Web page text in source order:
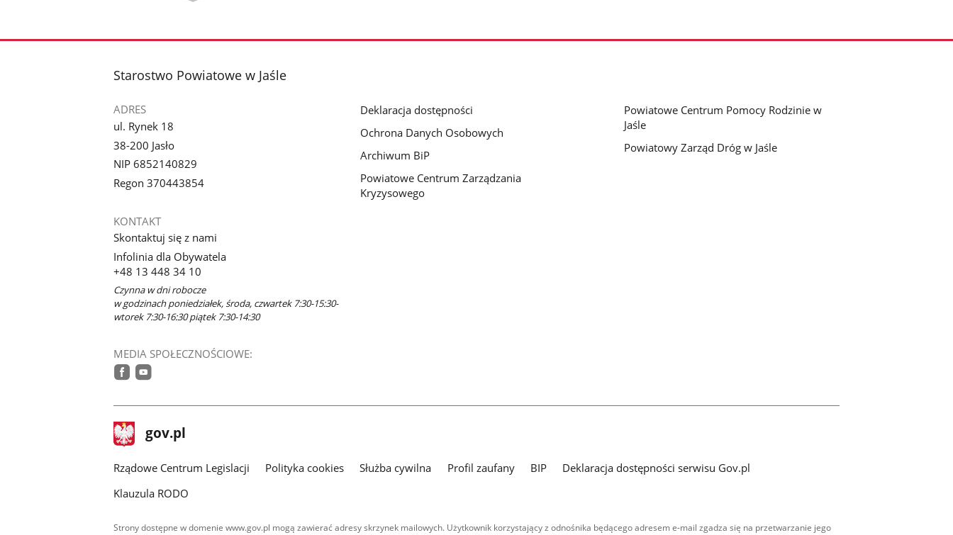
stopka
Starostwo Powiatowe w Jaśle
ADRES
ul. Rynek 18
38-200 Jasło
NIP 6852140829
Regon 370443854
KONTAKT
Skontaktuj się z nami
Infolinia dla Obywatela
+48 13 448 34 10
Czynna w dni robocze
w godzinach poniedziałek, środa, czwartek 7:30-15:30-
wtorek 7:30-16:30 piątek 7:30-14:30
MEDIA SPOŁECZNOŚCIOWE:
Deklaracja dostępności
Ochrona Danych Osobowych
Archiwum BiP
Powiatowe Centrum Zarządzania
Kryzysowego
Powiatowe Centrum Pomocy Rodzinie w
Jaśle
Powiatowy Zarząd Dróg w Jaśle
stopka
gov.pl Strona
gov.pl
Rządowe Centrum Legislacji Polityka cookies Służba cywilna Profil zaufany BIP
Deklaracja dostępności serwisu Gov.pl
Klauzula RODO
Strony dostępne w domenie www.gov.pl mogą zawierać adresy skrzynek mailowych. Użytkownik korzystający z odnośnika będącego adresem e-mail zgadza się na przetwarzanie jego